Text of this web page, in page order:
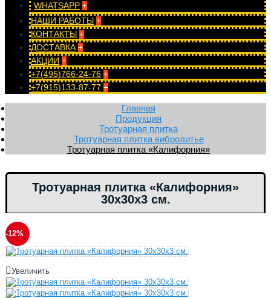
WHATSAPP +
НАШИ РАБОТЫ +
КОНТАКТЫ +
ДОСТАВКА +
АКЦИИ +
+7(495)766-24-76 +
+7(915)133-87-77 +
Главная
Продукция
Тротуарная плитка
Тротуарная плитка вибролитье
Тротуарная плитка «Калифорния»
Тротуарная плитка «Калифорния»
30х30х3 см.
-12%
Увеличить